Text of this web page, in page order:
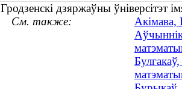
Гродзенскі дзяржаўны ўніверсітэт
См. также:
Акімава,